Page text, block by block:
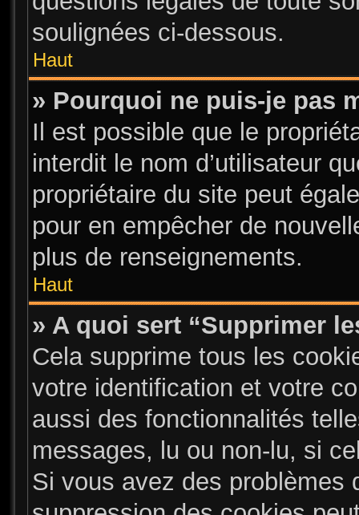
soulignées ci-dessous.
Haut
» Pourquoi ne puis-je pas
Il est possible que le
interdit le nom d’utilisateur
propriétaire du site peut
pour en empêcher de
plus de renseignements.
Haut
» A quoi sert “Supprimer
Cela supprime tous les
votre identification et votre
aussi des fonctionnalités
messages, lu ou non-lu, si
Si vous avez des problèmes